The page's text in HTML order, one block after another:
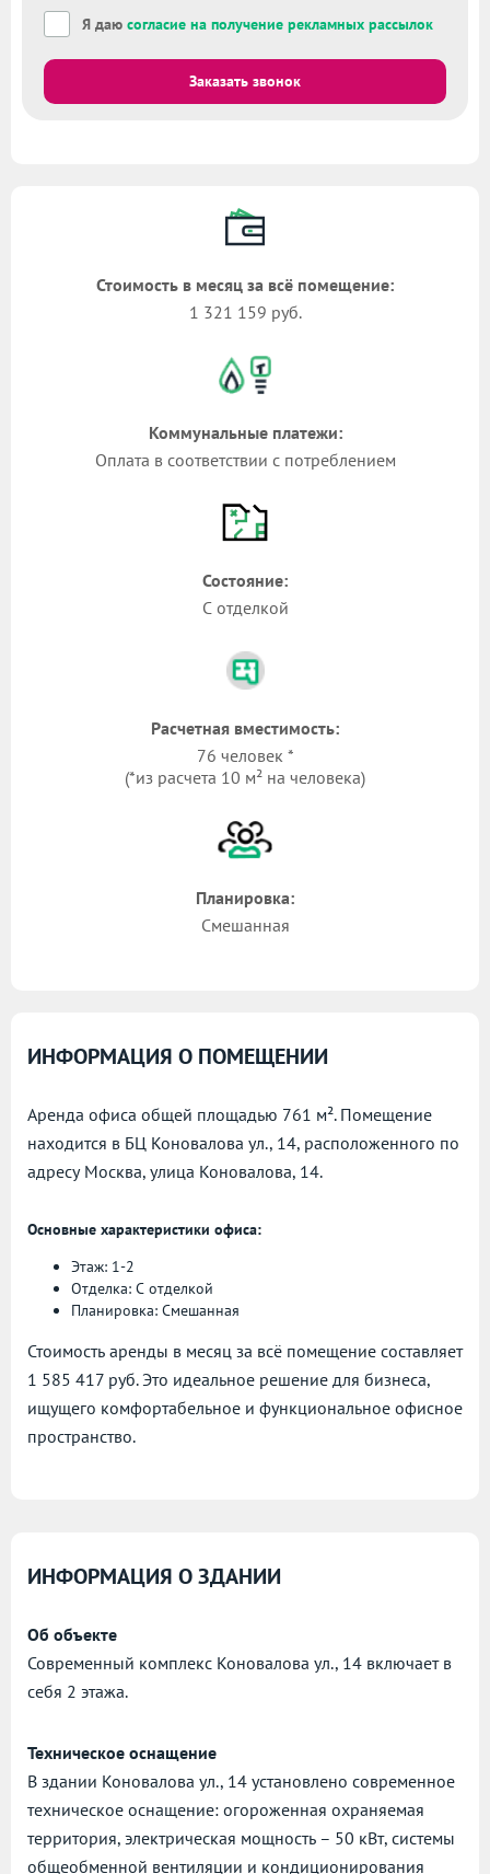
Я даю согласие на получение рекламных рассылок
Заказать звонок
Стоимость в месяц за всё помещение:
1 321 159 руб.
Коммунальные платежи:
Оплата в соответствии с потреблением
Состояние:
С отделкой
Расчетная вместимость:
76 человек *
(*из расчета 10 м² на человека)
Планировка:
Смешанная
ИНФОРМАЦИЯ О ПОМЕЩЕНИИ
Аренда офиса общей площадью 761 м². Помещение
находится в БЦ Коновалова ул., 14, расположенного по
адресу Москва, улица Коновалова, 14.
Основные характеристики офиса:
Этаж: 1-2
Отделка: С отделкой
Планировка: Смешанная
Стоимость аренды в месяц за всё помещение составляет
1 585 417 руб. Это идеальное решение для бизнеса,
ищущего комфортабельное и функциональное офисное
пространство.
ИНФОРМАЦИЯ О ЗДАНИИ
Об объекте
Современный комплекс Коновалова ул., 14 включает в
себя 2 этажа.
Техническое оснащение
В здании Коновалова ул., 14 установлено современное
техническое оснащение: огороженная охраняемая
территория, электрическая мощность – 50 кВт, системы
общеобменной вентиляции и кондиционирования